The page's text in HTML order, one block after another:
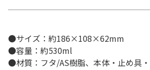
●サイズ：約186×108×62mm
●容量：約530ml
●材質：フタ/AS樹脂、本体・止め具